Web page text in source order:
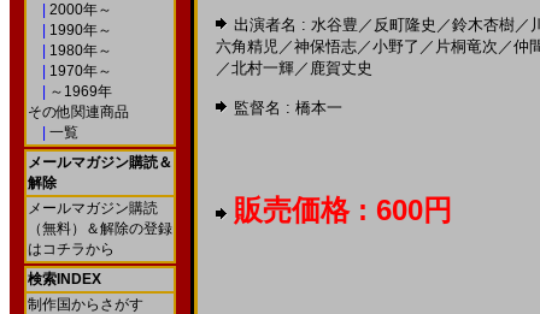
2000年～
1990年～
1980年～
1970年～
～1969年
その他関連商品
一覧
メールマガジン購読＆
解除
メールマガジン購読
（無料）＆解除の登録
はコチラから
検索INDEX
制作国からさがす
出演者名 : 水谷豊 ／ 反町隆史 ／鈴木杏樹／
六角精児／神保悟志／小野了 ／ 片桐竜次 ／仲
／北村一輝／ 鹿賀丈史
監督名 : 橋本一
販売価格 : 600円